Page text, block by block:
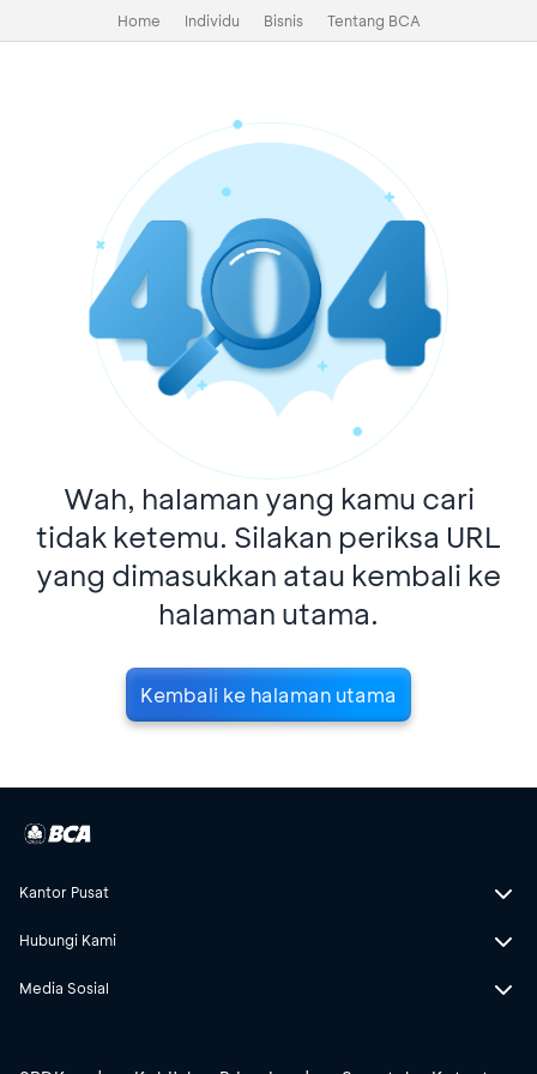
Home Individu Bisnis Tentang BCA
Wah, halaman yang kamu cari
tidak ketemu. Silakan periksa URL
yang dimasukkan atau kembali ke
halaman utama.
Kembali ke halaman utama
Kantor Pusat
Hubungi Kami
Media Sosial